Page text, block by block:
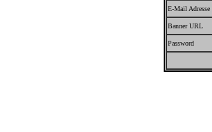
E-Mail Adresse
Banner URL
Password